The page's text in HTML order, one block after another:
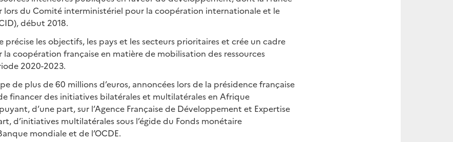
lors du Comité interministériel pour la coopération internationale et le
début 2018.
précise les objectifs, les pays et les secteurs prioritaires et crée un cadre
coopération française en matière de mobilisation des ressources
2020-2023.
de plus de 60 millions d’euros, annoncées lors de la présidence française
financer des initiatives bilatérales et multilatérales en Afrique
d’une part, sur l’Agence Française de Développement et Expertise
d’initiatives multilatérales sous l’égide du Fonds monétaire
mondiale et de l’OCDE.